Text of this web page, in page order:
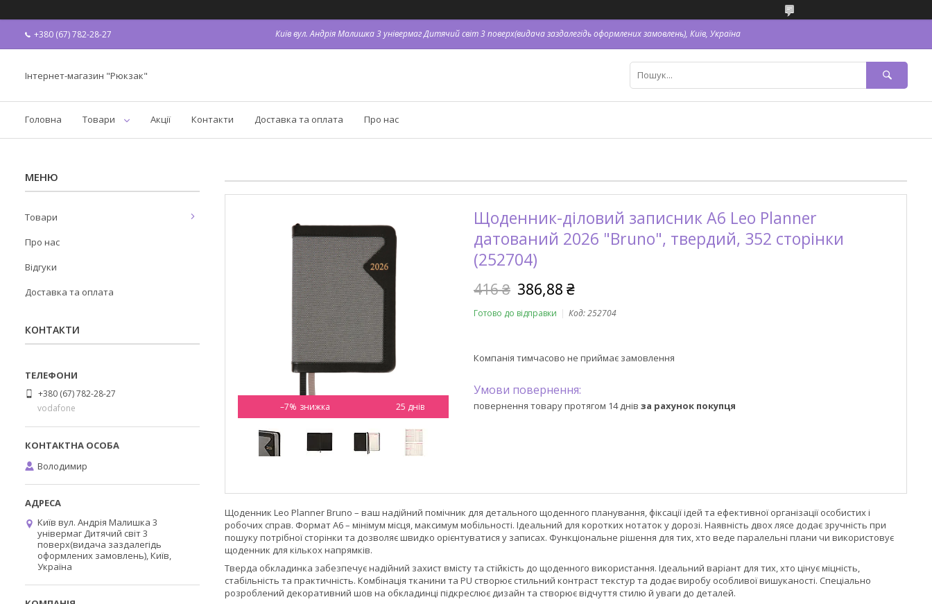
+380 (67) 782-28-27 Київ вул. Андрія Малишка 3 універмаг Дитячий світ 3 поверх(видача заздалегідь оформлених замовлень), Київ, Україна
Інтернет-магазин "Рюкзак"
Головна Товари Акції Контакти Доставка та оплата Про нас
–7% 25 днів
Щоденник-діловий записник А6 Leo Planner
датований 2026 "Bruno", твердий, 352 сторінки
(252704)
416 ₴ 386,88 ₴
Готово до відправки Код:252704
Компанія тимчасово не приймає замовлення
повернення товару протягом 14 днів за рахунок покупця
Щоденник Leo Planner Bruno – ваш надійний помічник для детального щоденного планування, фіксації ідей та ефективної організації особистих і
робочих справ. Формат А6 – мінімум місця, максимум мобільності. Ідеальний для коротких нотаток у дорозі. Наявність двох лясе додає зручність при
пошуку потрібної сторінки та дозволяє швидко орієнтуватися у записах. Функціональне рішення для тих, хто веде паралельні плани чи використовує
щоденник для кількох напрямків.
Тверда обкладинка забезпечує надійний захист вмісту та стійкість до щоденного використання. Ідеальний варіант для тих, хто цінує міцність,
стабільність та практичність. Комбінація тканини та PU створює стильний контраст текстур та додає виробу особливої вишуканості. Спеціально
розроблений декоративний шов на обкладинці підкреслює дизайн та створює відчуття стилю й уваги до деталей.
Товари
Про нас
Відгуки
Доставка та оплата
КОНТАКТИ
+380 (67) 782-28-27
vodafone
Володимир
Київ вул. Андрія Малишка 3
універмаг Дитячий світ 3
поверх(видача заздалегідь
оформлених замовлень), Київ,
Україна